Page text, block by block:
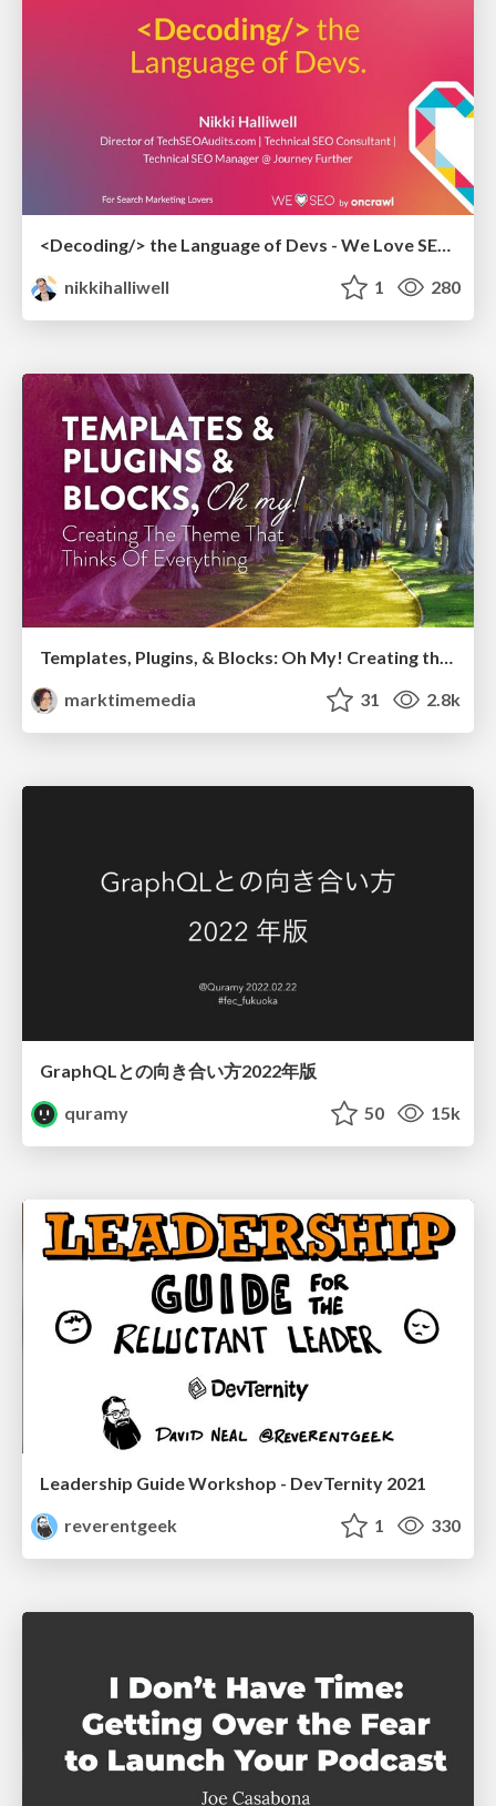
<Decoding/> the Language of Devs - We Love SEO 2024
nikkihalliwell
1 280
Templates, Plugins, & Blocks: Oh My! Creating the theme that thinks of everything
marktimemedia
31 2.8k
GraphQLとの向き合い方2022年版
quramy
50 15k
Leadership Guide Workshop - DevTernity 2021
reverentgeek
1 330